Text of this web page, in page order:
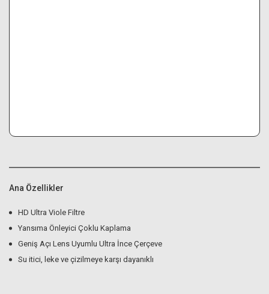
Ana Özellikler
HD Ultra Viole Filtre
Yansıma Önleyici Çoklu Kaplama
Geniş Açı Lens Uyumlu Ultra İnce Çerçeve
Su itici, leke ve çizilmeye karşı dayanıklı